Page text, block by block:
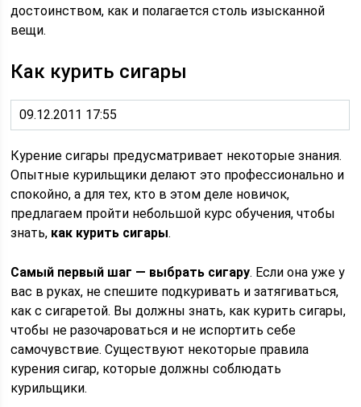
достоинством, как и полагается столь изысканной
вещи.
Как курить сигары
09.12.2011 17:55
Курение сигары предусматривает некоторые знания.
Опытные курильщики делают это профессионально и
спокойно, а для тех, кто в этом деле новичок,
предлагаем пройти небольшой курс обучения, чтобы
знать, как курить сигары.
Самый первый шаг — выбрать сигару. Если она уже у
вас в руках, не спешите подкуривать и затягиваться,
как с сигаретой. Вы должны знать, как курить сигары,
чтобы не разочароваться и не испортить себе
самочувствие. Существуют некоторые правила
курения сигар, которые должны соблюдать
курильщики.